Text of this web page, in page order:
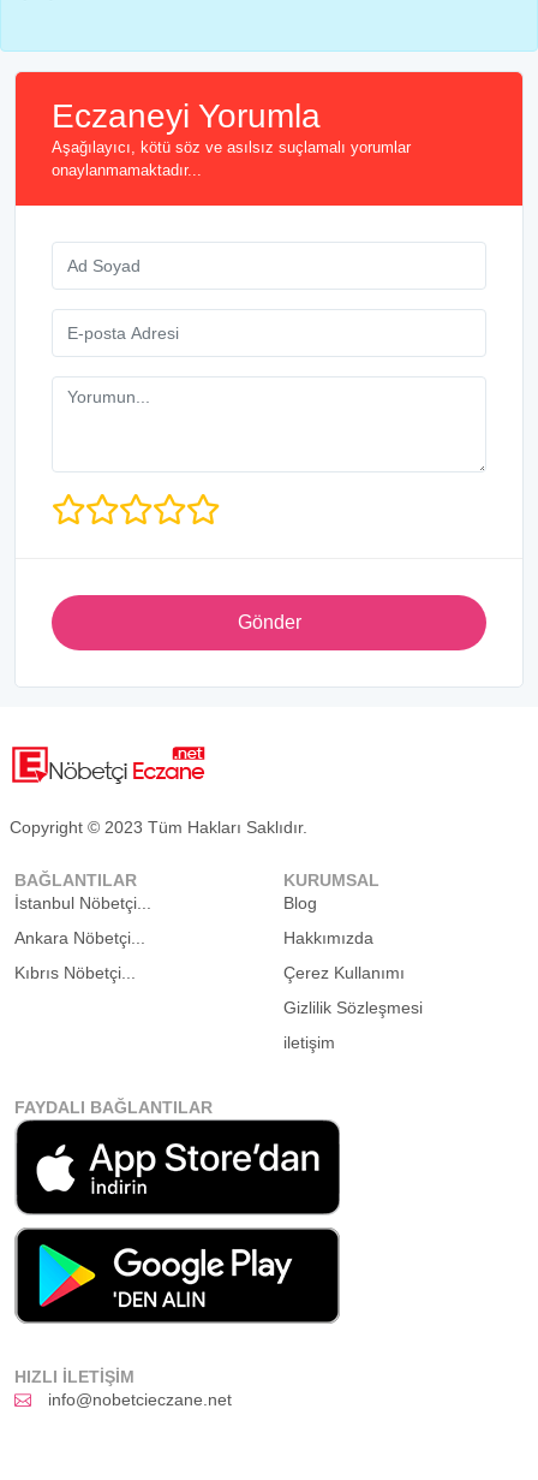
Eczaneyi Yorumla
Aşağılayıcı, kötü söz ve asılsız suçlamalı yorumlar
onaylanmamaktadır...
Gönder
Copyright © 2023 Tüm Hakları Saklıdır.
BAĞLANTILAR
İstanbul Nöbetçi...
Ankara Nöbetçi...
Kıbrıs Nöbetçi...
KURUMSAL
Blog
Hakkımızda
Çerez Kullanımı
Gizlilik Sözleşmesi
iletişim
FAYDALI BAĞLANTILAR
HIZLI İLETIŞIM
info@nobetcieczane.net